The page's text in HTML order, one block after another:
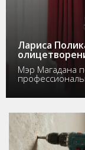
Лариса
Мэр Магадана